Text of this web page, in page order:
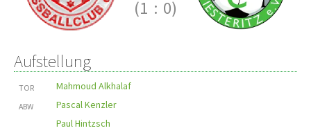
(1 : 0)
Aufstellung
TOR Mahmoud Alkhalaf
ABW
Pascal Kenzler
Paul Hintzsch